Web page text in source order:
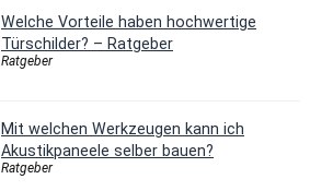
Welche Vorteile haben hochwertige
Türschilder? – Ratgeber
Ratgeber
Mit welchen Werkzeugen kann ich
Akustikpaneele selber bauen?
Ratgeber